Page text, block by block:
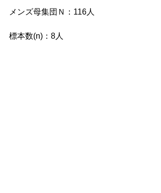
メンズ母集団Ｎ：116人
標本数(n)：8人